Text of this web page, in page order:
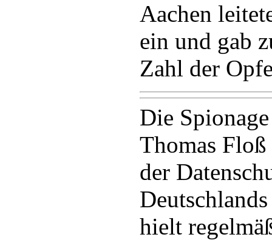
Aachen
ein und gab
Zahl der
Die
Thomas
der
hielt